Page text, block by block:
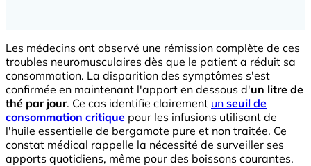
Les médecins ont observé une rémission complète de ces
troubles neuromusculaires dès que le patient a réduit sa
consommation. La disparition des symptômes s'est
confirmée en maintenant l'apport en dessous d'un litre de
thé par jour. Ce cas identifie clairement un seuil de
consommation critique pour les infusions utilisant de
l'huile essentielle de bergamote pure et non traitée. Ce
constat médical rappelle la nécessité de surveiller ses
apports quotidiens, même pour des boissons courantes.